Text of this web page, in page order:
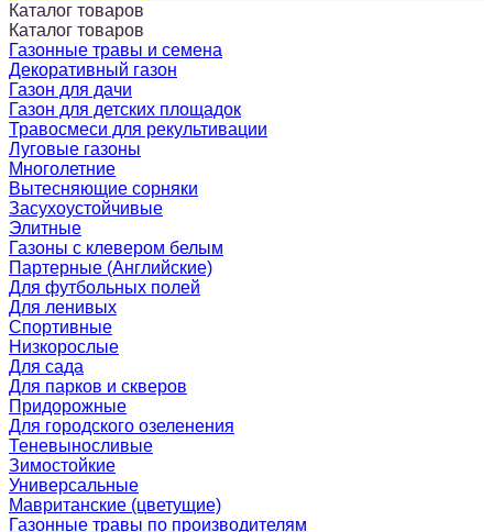
Каталог товаров
Каталог товаров
Газонные травы и семена
Декоративный газон
Газон для дачи
Газон для детских площадок
Травосмеси для рекультивации
Луговые газоны
Многолетние
Вытесняющие сорняки
Засухоустойчивые
Элитные
Газоны с клевером белым
Партерные (Английские)
Для футбольных полей
Для ленивых
Спортивные
Низкорослые
Для сада
Для парков и скверов
Придорожные
Для городского озеленения
Теневыносливые
Зимостойкие
Универсальные
Мавританские (цветущие)
Газонные травы по производителям